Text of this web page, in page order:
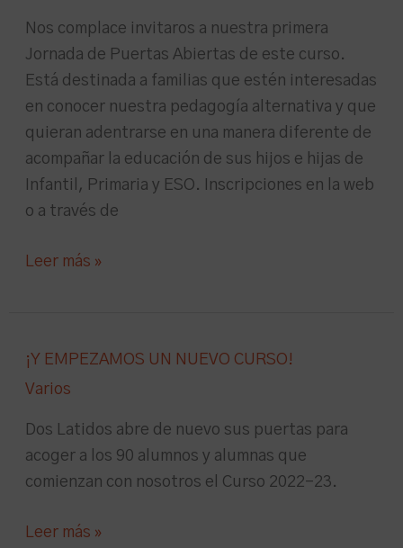
Nos complace invitaros a nuestra primera
Jornada de Puertas Abiertas de este curso.
Está destinada a familias que estén interesadas
en conocer nuestra pedagogía alternativa y que
quieran adentrarse en una manera diferente de
acompañar la educación de sus hijos e hijas de
Infantil, Primaria y ESO. Inscripciones en la web
o a través de
CURSO
22/23
Leer más »
¡Y EMPEZAMOS UN NUEVO CURSO!
Varios
Dos Latidos abre de nuevo sus puertas para
acoger a los 90 alumnos y alumnas que
comienzan con nosotros el Curso 2022-23.
¡Y
NUEVO
CURSO!
Leer más »